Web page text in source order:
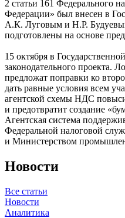
2 статьи 161 Федерального
Федерации» был внесен в
А.К. Луговым и Н.Р.
подготовлены на основе
15 октября в
законодательного проекта.
предложат поправки ко
дать равные условия всем
агентской схемы НДС
и предотвратит создание
Агентская система
Федеральной налоговой
и Министерством
Новости
Все статьи
Новости
Аналитика